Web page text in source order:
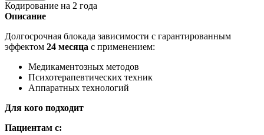
Кодирование на 2 года
Описание
Долгосрочная блокада зависимости с гарантированным
эффектом 24 месяца с применением:
Медикаментозных методов
Психотерапевтических техник
Аппаратных технологий
Для кого подходит
Пациентам с: